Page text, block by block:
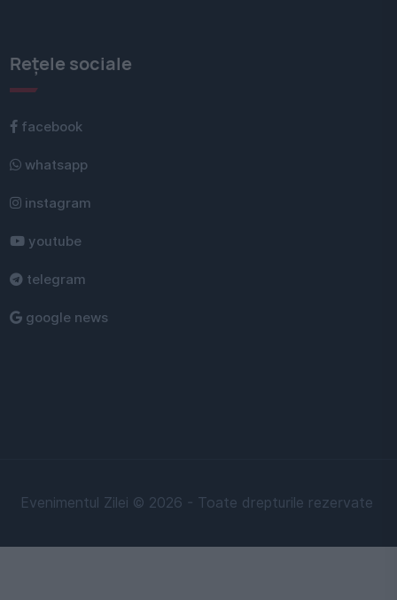
Rețele sociale
facebook
whatsapp
instagram
youtube
telegram
google news
Evenimentul Zilei © 2026 - Toate drepturile rezervate